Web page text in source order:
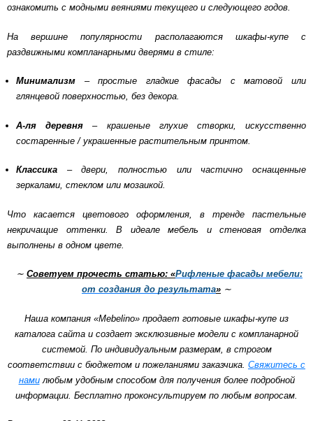
ознакомить с модными веяниями текущего и следующего годов.
На вершине популярности располагаются шкафы-купе с
раздвижными компланарными дверями в стиле:
Минимализм – простые гладкие фасады с матовой или
глянцевой поверхностью, без декора.
А-ля деревня– крашеные глухие створки, искусственно
состаренные / украшенные растительным принтом.
Классика – двери, полностью или частично оснащенные
зеркалами, стеклом или мозаикой.
Что касается цветового оформления, в тренде пастельные
некричащие оттенки. В идеале мебель и стеновая отделка
выполнены в одном цвете.
∼ Советуем прочесть статью: «Рифленые фасады мебели:
от создания до результата» ∼
Наша компания «Mebelino» продает готовые шкафы-купе из
каталога сайта и создает эксклюзивные модели с компланарной
системой. По индивидуальным размерам, в строгом
соответствии с бюджетом и пожеланиями заказчика. Свяжитесь с
намилюбым удобным способом для получения более подробной
информации. Бесплатно проконсультируем по любым вопросам.